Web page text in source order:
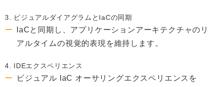
3. ビジュアルダイアグラムとIaCの同期
IaCと同期し、アプリケーションアーキテクチャのリ
アルタイムの視覚的表現を維持します。
4. IDEエクスペリエンス
ビジュアル IaC オーサリングエクスペリエンスを